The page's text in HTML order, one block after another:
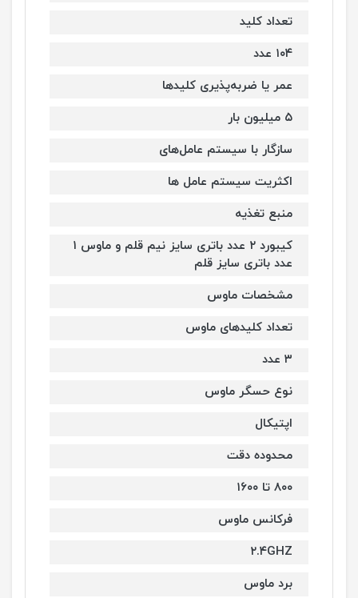
تعداد کلید
۱۰۴ عدد
عمر یا ضربه‌پذیری کلیدها
۵ میلیون بار
سازگار با سیستم‌ عامل‌های
اکثریت سیستم عامل ها
منبع تغذیه
کیبورد ۲ عدد باتری سایز نیم قلم و ماوس ۱
عدد باتری سایز قلم
مشخصات ماوس
تعداد کلیدهای ماوس
۳ عدد
نوع حسگر ماوس
اپتیکال
محدوده دقت
۸۰۰ تا ۱۶۰۰
فرکانس ماوس
۲.۴GHZ
برد ماوس